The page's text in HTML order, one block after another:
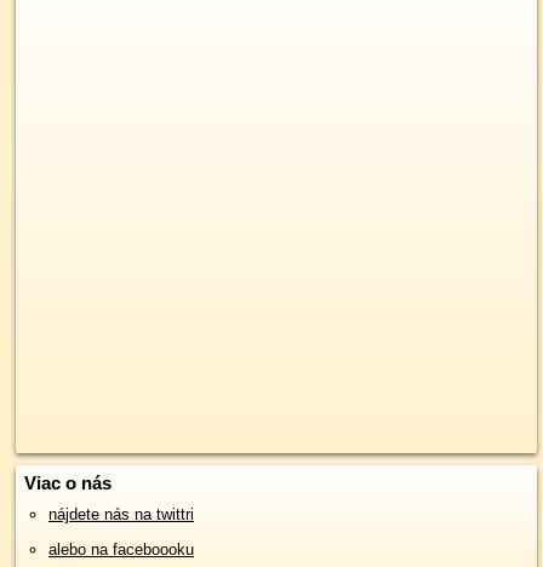
Viac o nás
nájdete nás na twittri
alebo na faceboooku